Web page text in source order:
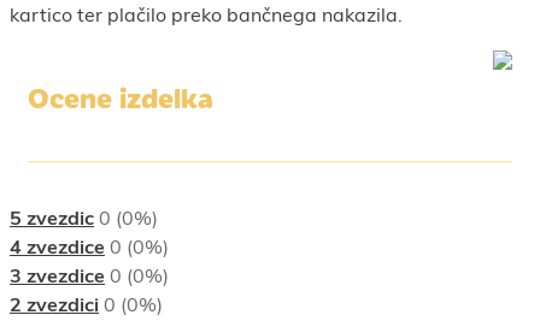
kartico ter plačilo preko bančnega nakazila.
Ocene izdelka
5 zvezdic 0 (0%)
4 zvezdice 0 (0%)
3 zvezdice 0 (0%)
2 zvezdici 0 (0%)